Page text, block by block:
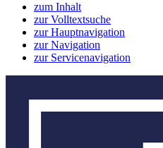
zum Inhalt
zur Volltextsuche
zur Hauptnavigation
zur Navigation
zur Servicenavigation